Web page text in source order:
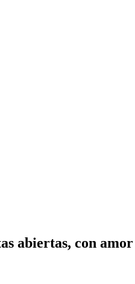
abiertas, con